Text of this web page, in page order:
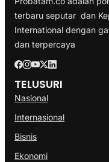
terbaru seputar dan
International dengan
dan terpercaya
TELUSURI
Nasional
Internasional
Bisnis
Ekonomi